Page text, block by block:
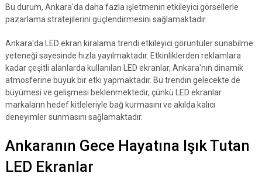
Bu durum, Ankara'da daha fazla işletmenin etkileyici görsellerle
pazarlama stratejilerini güçlendirmesini sağlamaktadır.
Ankara'da LED ekran kiralama trendi etkileyici görüntüler sunabilme
yeteneği sayesinde hızla yayılmaktadır. Etkinliklerden reklamlara
kadar çeşitli alanlarda kullanılan LED ekranlar, Ankara'nın dinamik
atmosferine büyük bir etki yapmaktadır. Bu trendin gelecekte de
büyümesi ve gelişmesi beklenmektedir, çünkü LED ekranlar
markaların hedef kitleleriyle bağ kurmasını ve akılda kalıcı
deneyimler sunmasını sağlamaktadır.
Ankaranın Gece Hayatına Işık Tutan
LED Ekranlar